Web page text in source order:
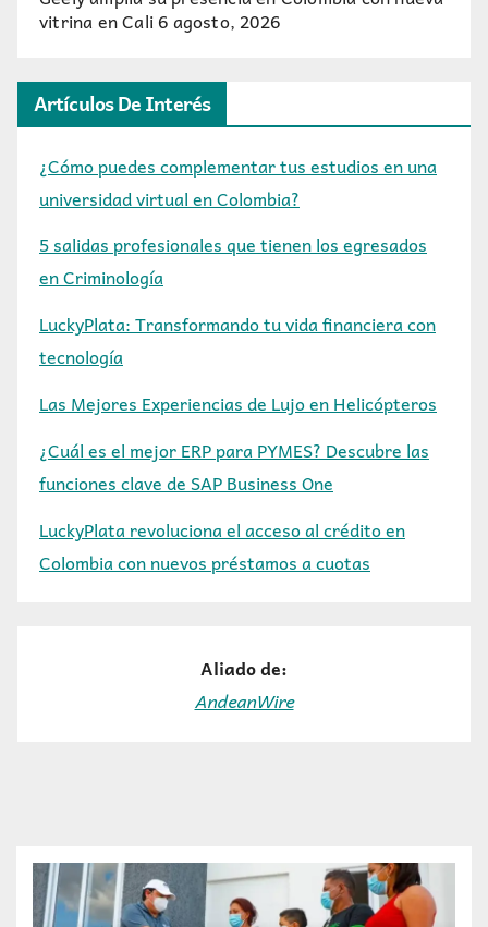
vitrina en Cali 6 agosto, 2026
Artículos De Interés
¿Cómo puedes complementar tus estudios en una
universidad virtual en Colombia?
5 salidas profesionales que tienen los egresados
en Criminología
LuckyPlata: Transformando tu vida financiera con
tecnología
Las Mejores Experiencias de Lujo en Helicópteros
¿Cuál es el mejor ERP para PYMES? Descubre las
funciones clave de SAP Business One
LuckyPlata revoluciona el acceso al crédito en
Colombia con nuevos préstamos a cuotas
Aliado de:
AndeanWire